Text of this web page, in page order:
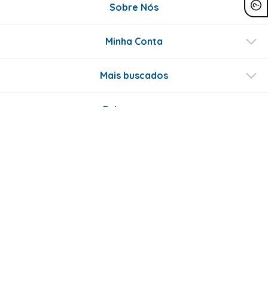
Sobre Nós
Minha Conta
Mais buscados
Fale conosco